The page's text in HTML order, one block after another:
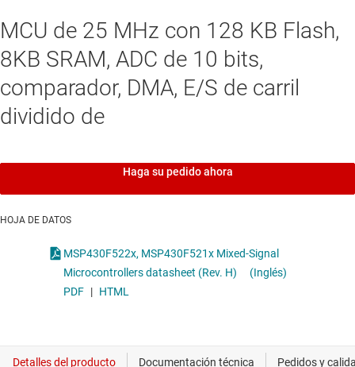
MCU de 25 MHz con 128 KB Flash,
8KB SRAM, ADC de 10 bits,
comparador, DMA, E/S de carril
dividido de
Haga su pedido ahora
HOJA DE DATOS
MSP430F522x, MSP430F521x Mixed-Signal
Microcontrollers datasheet (Rev. H)
(Inglés)
PDF | HTML